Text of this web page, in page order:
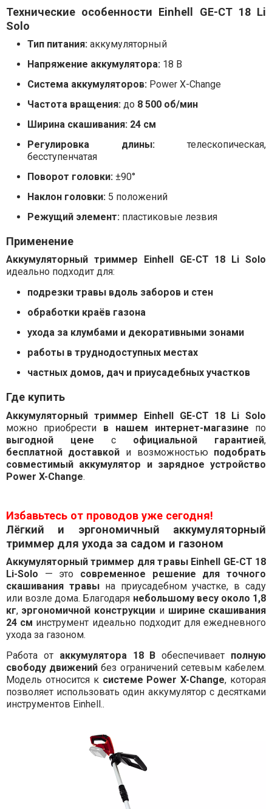
Технические особенности Einhell GE-CT 18 Li
Solo
Тип питания:аккумуляторный
Напряжение аккумулятора:18 В
Система аккумуляторов:Power X-Change
Частота вращения:до 8 500 об/мин
Ширина скашивания: 24 см
Регулировка длины: телескопическая,
бесступенчатая
Поворот головки:±90°
Наклон головки:5 положений
Режущий элемент:пластиковые лезвия
Применение
Аккумуляторный триммер Einhell GE-CT 18 Li Solo
идеально подходит для:
подрезки травы вдоль заборов и стен
обработки краёв газона
ухода за клумбами и декоративными зонами
работы в труднодоступных местах
частных домов, дач и приусадебных участков
Где купить
Аккумуляторный триммер Einhell GE-CT 18 Li Solo
можно приобрести в нашем интернет-магазине по
выгодной цене с официальной гарантией,
бесплатной доставкой и возможностью подобрать
совместимый аккумулятор и зарядное устройство
Power X-Change.
Избавьтесь от проводов уже сегодня!
Лёгкий и эргономичный аккумуляторный
триммер для ухода за садом и газоном
Аккумуляторный триммер для травы Einhell GE-CT 18
Li-Solo — это современное решение для точного
скашивания травына приусадебном участке, в саду
или возле дома. Благодаря небольшому весу около 1,8
кг, эргономичной конструкции и ширине скашивания
24 см инструмент идеально подходит для ежедневного
ухода за газоном.
Работа от аккумулятора 18 В обеспечивает полную
свободу движений без ограничений сетевым кабелем.
Модель относится к системе Power X-Change, которая
позволяет использовать один аккумулятор с десятками
инструментов Einhell..